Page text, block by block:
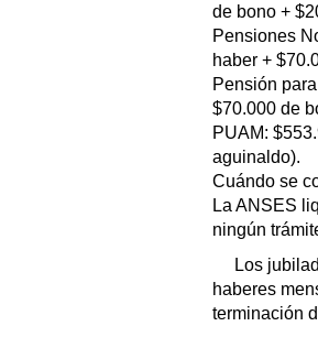
de bono +
Pensiones
haber +
Pensión
$70.000 de
PUAM:
aguinaldo).
Cuándo se
La ANSES
ningún
Los
haberes
terminación